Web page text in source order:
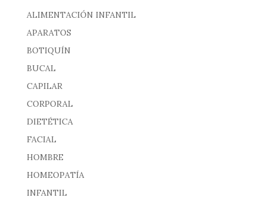
ALIMENTACIÓN INFANTIL
APARATOS
BOTIQUÍN
BUCAL
CAPILAR
CORPORAL
DIETÉTICA
FACIAL
HOMBRE
HOMEOPATÍA
INFANTIL